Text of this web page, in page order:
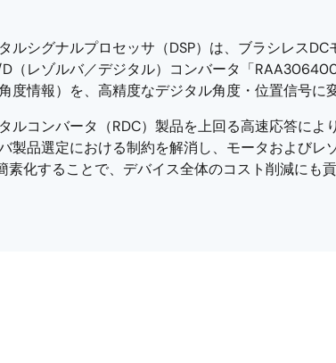
ルシグナルプロセッサ（DSP）は、ブラシレス
（レゾルバ／デジタル）コンバータ「
度情報）を、高精度なデジタル角度・位置信号に
ルコンバータ（RDC）製品を上回る高速応答に
製品選定における制約を解消し、モータおよび
素化することで、デバイス全体のコスト削減にも貢